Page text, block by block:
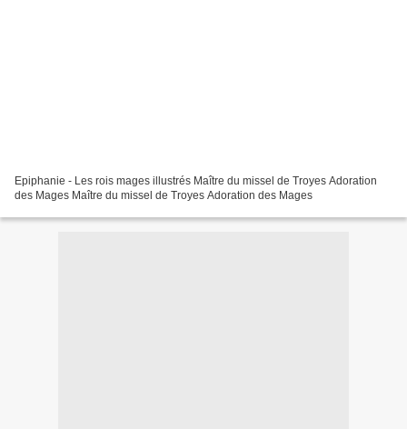
Epiphanie - Les rois mages illustrés Maître du missel de Troyes Adoration
des Mages Maître du missel de Troyes​​​​​​​ Adoration des Mages